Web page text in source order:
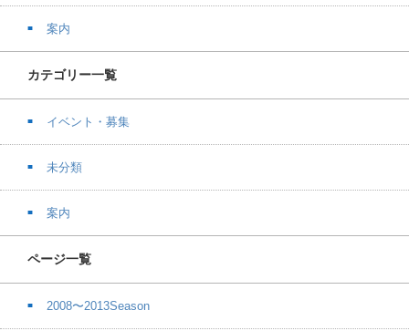
案内
カテゴリー一覧
イベント・募集
未分類
案内
ページ一覧
2008〜2013Season